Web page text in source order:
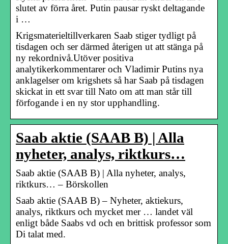
slutet av förra året. Putin pausar ryskt deltagande
i …
Krigsmaterieltillverkaren Saab stiger tydligt på
tisdagen och ser därmed återigen ut att stänga på
ny rekordnivå.Utöver positiva
analytikerkommentarer och Vladimir Putins nya
anklagelser om krigshets så har Saab på tisdagen
skickat in ett svar till Nato om att man står till
förfogande i en ny stor upphandling.
Saab aktie (SAAB B) | Alla
nyheter, analys, riktkurs…
Saab aktie (SAAB B) | Alla nyheter, analys,
riktkurs… – Börskollen
Saab aktie (SAAB B) – Nyheter, aktiekurs,
analys, riktkurs och mycket mer … landet väl
enligt både Saabs vd och en brittisk professor som
Di talat med.